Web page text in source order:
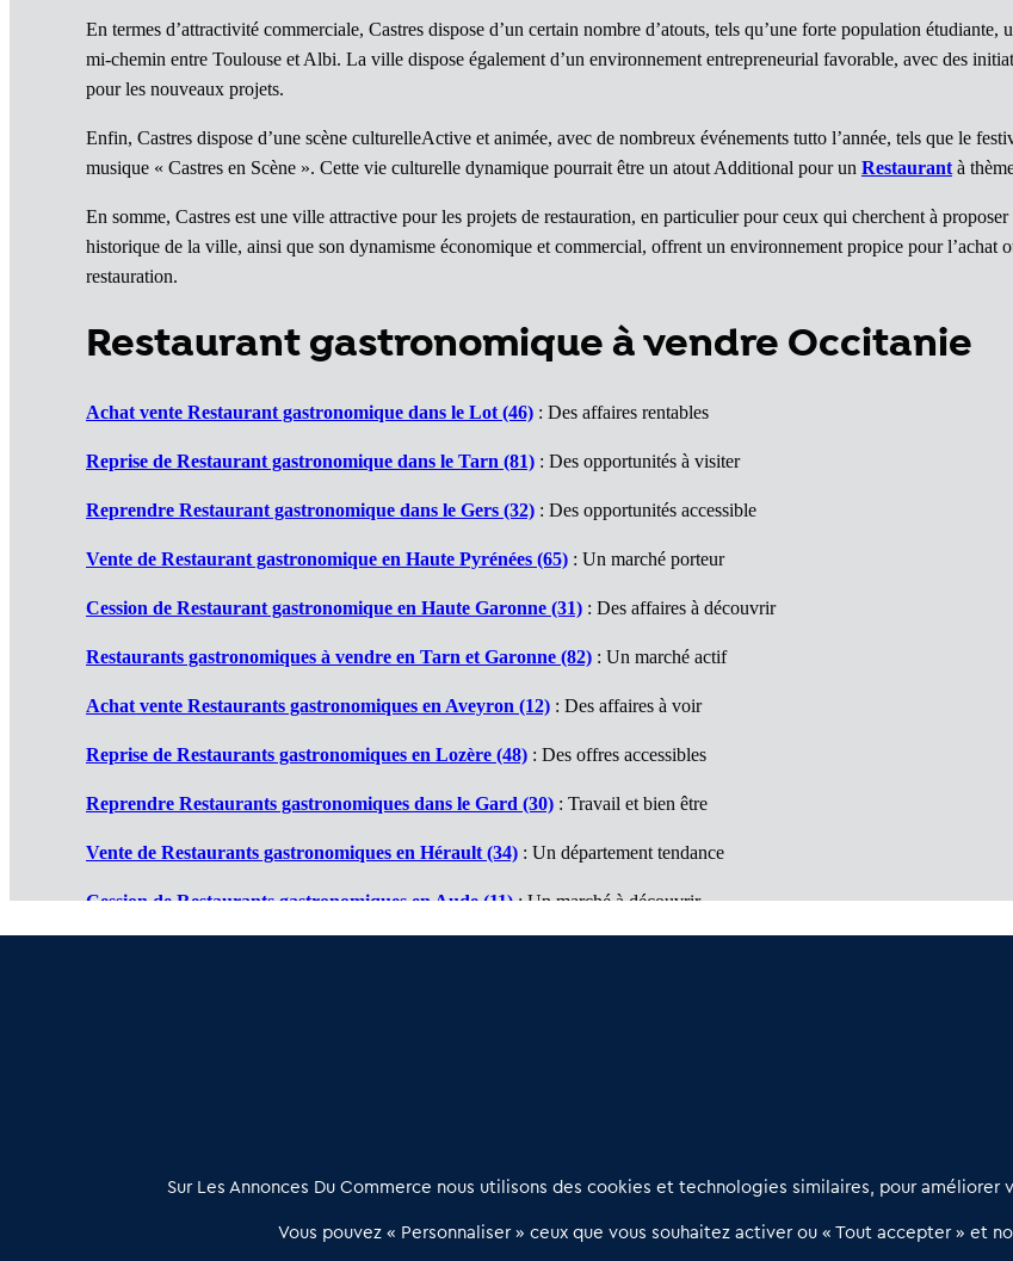
En termes d’attractivité commerciale, Castres dispose d’un certain nombre d’atouts, tels qu’une forte population
mi-chemin entre Toulouse et Albi. La ville dispose également d’un environnement entrepreneurial favorable, avec des
pour les nouveaux projets.
Enfin, Castres dispose d’une scène culturelleActive et animée, avec de nombreux événements tutto l’année, tels que le
musique « Castres en Scène ». Cette vie culturelle dynamique pourrait être un atout Additional pour un Restaurant à
En somme, Castres est une ville attractive pour les projets de restauration, en particulier pour ceux qui cherchent à
historique de la ville, ainsi que son dynamisme économique et commercial, offrent un environnement propice pour l’achat
restauration.
Restaurant gastronomique à vendre Occitanie
Achat vente Restaurant gastronomique dans le Lot (46) : Des affaires rentables
Reprise de Restaurant gastronomique dans le Tarn (81) : Des opportunités à visiter
Reprendre Restaurant gastronomique dans le Gers (32) : Des opportunités accessible
Vente de Restaurant gastronomique en Haute Pyrénées (65) : Un marché porteur
Cession de Restaurant gastronomique en Haute Garonne (31) : Des affaires à découvrir
Restaurants gastronomiques à vendre en Tarn et Garonne (82) : Un marché actif
Achat vente Restaurants gastronomiques en Aveyron (12) : Des affaires à voir
Reprise de Restaurants gastronomiques en Lozère (48) : Des offres accessibles
Reprendre Restaurants gastronomiques dans le Gard (30) : Travail et bien être
Vente de Restaurants gastronomiques en Hérault (34) : Un département tendance
Cession de Restaurants gastronomiques en Aude (11): Un marché à découvrir
relation qualifiée conçu pour les acteurs de l’immobilier commercial
02 54 56 03 17
Contactez-nous
Sur Les Annonces Du Commerce nous utilisons des cookies et technologies similaires, pour
Vous pouvez « Personnaliser » ceux que vous souhaitez activer ou « Tout accepter » et